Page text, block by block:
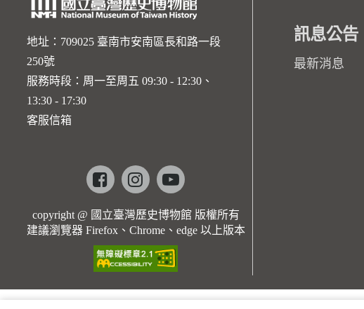
地址：709025 臺南市安南區長和路一段
250號
服務時段：周一至周五 09:30 - 12:30、
13:30 - 17:30
客服信箱
Facebookinstagramyoutube
copyright @ 國立臺灣歷史博物館 版權所有
建議瀏覽器 Firefox、Chrome、edge 以上版本
訊息公告
最新消息